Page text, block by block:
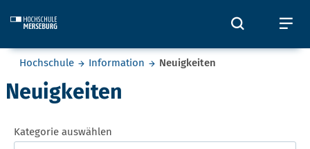
Öffnet
Sie befinden sich hier:
Hochschule Information Neuigkeiten
Neuigkeiten
Kategorie auswählen